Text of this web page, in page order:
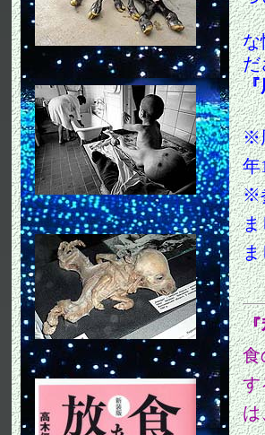
な
だ
『
※
年
※
ま
ま
食
す
は